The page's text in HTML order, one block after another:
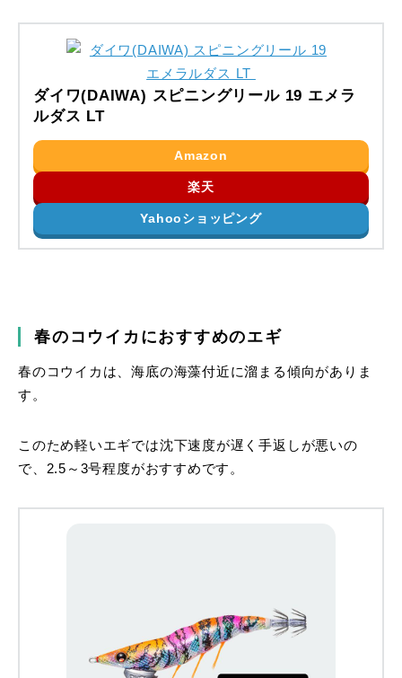
ダイワ(DAIWA) スピニングリール 19 エメラ
ルダス LT
Amazon
楽天
Yahooショッピング
春のコウイカにおすすめのエギ
春のコウイカは、海底の海藻付近に溜まる傾向がありま
す。
このため軽いエギでは沈下速度が遅く手返しが悪いの
で、2.5～3号程度がおすすめです。